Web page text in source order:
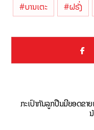
#ບານເຕະ #ຝຣັ່ງ
ກະເປົາກັນລູກປືນມີຍອດຂາ